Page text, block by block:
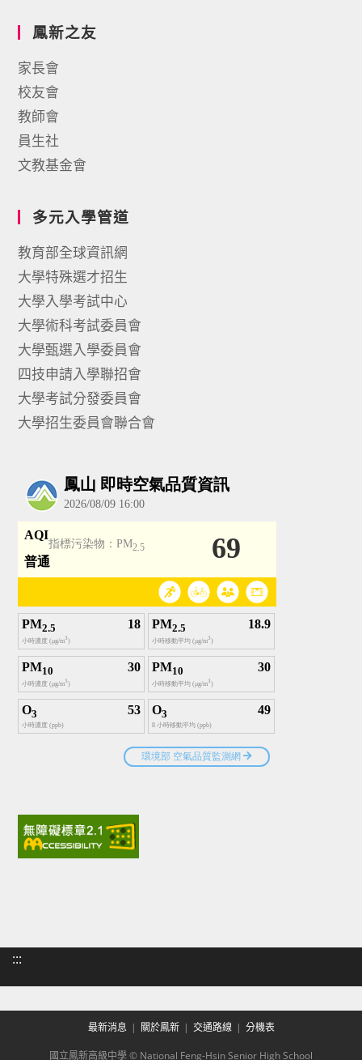
鳳新之友
家長會
校友會
教師會
員生社
文教基金會
多元入學管道
教育部全球資訊網
大學特殊選才招生
大學入學考試中心
大學術科考試委員會
大學甄選入學委員會
四技申請入學聯招會
大學考試分發委員會
大學招生委員會聯合會
:::
最新消息 關於鳳新 交通路線 分機表
國立鳳新高級中學 © National Feng-Hsin Senior High School